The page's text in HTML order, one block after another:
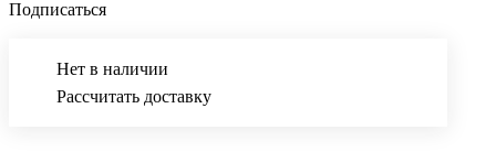
Подписаться
Нет в наличии
Рассчитать доставку